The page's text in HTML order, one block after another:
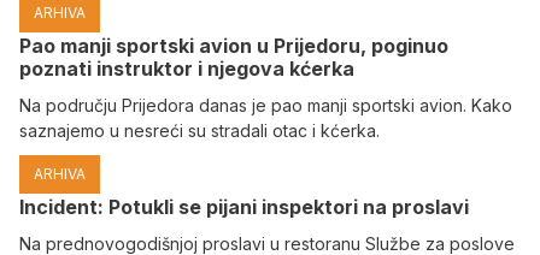
ARHIVA
Pao manji sportski avion u Prijedoru, poginuo
poznati instruktor i njegova kćerka
Na području Prijedora danas je pao manji sportski avion. Kako
saznajemo u nesreći su stradali otac i kćerka.
ARHIVA
Incident: Potukli se pijani inspektori na proslavi
Na prednovogodišnjoj proslavi u restoranu Službe za poslove